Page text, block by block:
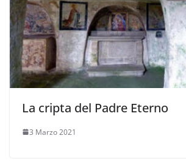
La cripta del Padre Eterno
3 Marzo 2021